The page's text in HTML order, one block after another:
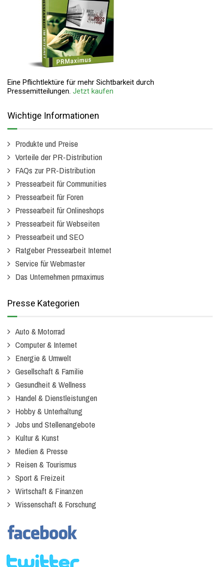
Eine Pflichtlektüre für mehr Sichtbarkeit durch
Pressemitteilungen. Jetzt kaufen
Wichtige Informationen
Produkte und Preise
Vorteile der PR-Distribution
FAQs zur PR-Distribution
Pressearbeit für Communities
Pressearbeit für Foren
Pressearbeit für Onlineshops
Pressearbeit für Webseiten
Pressearbeit und SEO
Ratgeber Pressearbeit Internet
Service für Webmaster
Das Unternehmen prmaximus
Presse Kategorien
Auto & Motorrad
Computer & Internet
Energie & Umwelt
Gesellschaft & Familie
Gesundheit & Wellness
Handel & Dienstleistungen
Hobby & Unterhaltung
Jobs und Stellenangebote
Kultur & Kunst
Medien & Presse
Reisen & Tourismus
Sport & Freizeit
Wirtschaft & Finanzen
Wissenschaft & Forschung